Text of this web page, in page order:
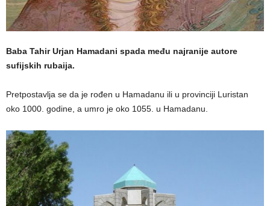
Baba Tahir Urjan Hamadani spada među najranije autore
sufijskih rubaija.
Pretpostavlja se da je rođen u Hamadanu ili u provinciji Luristan
oko 1000. godine, a umro je oko 1055. u Hamadanu.